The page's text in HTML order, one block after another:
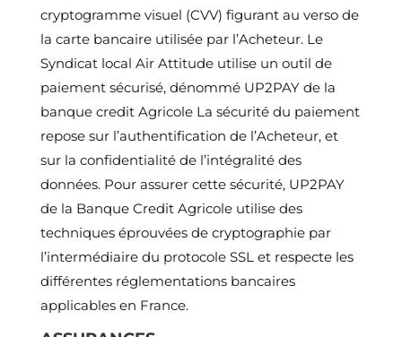
cryptogramme visuel (CVV) figurant au verso de
la carte bancaire utilisée par l’Acheteur. Le
Syndicat local Air Attitude utilise un outil de
paiement sécurisé, dénommé UP2PAY de la
banque credit Agricole La sécurité du paiement
repose sur l’authentification de l’Acheteur, et
sur la confidentialité de l’intégralité des
données. Pour assurer cette sécurité, UP2PAY
de la Banque Credit Agricole utilise des
techniques éprouvées de cryptographie par
l’intermédiaire du protocole SSL et respecte les
différentes réglementations bancaires
applicables en France.